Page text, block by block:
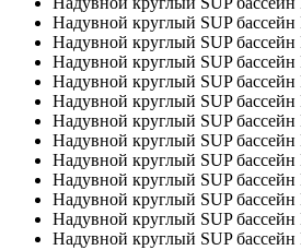
Надувной круглый SUP
Надувной круглый SUP
Надувной круглый SUP
Надувной круглый SUP
Надувной круглый SUP
Надувной круглый SUP
Надувной круглый SUP
Надувной круглый SUP
Надувной круглый SUP
Надувной круглый SUP
Надувной круглый SUP
Надувной круглый SUP